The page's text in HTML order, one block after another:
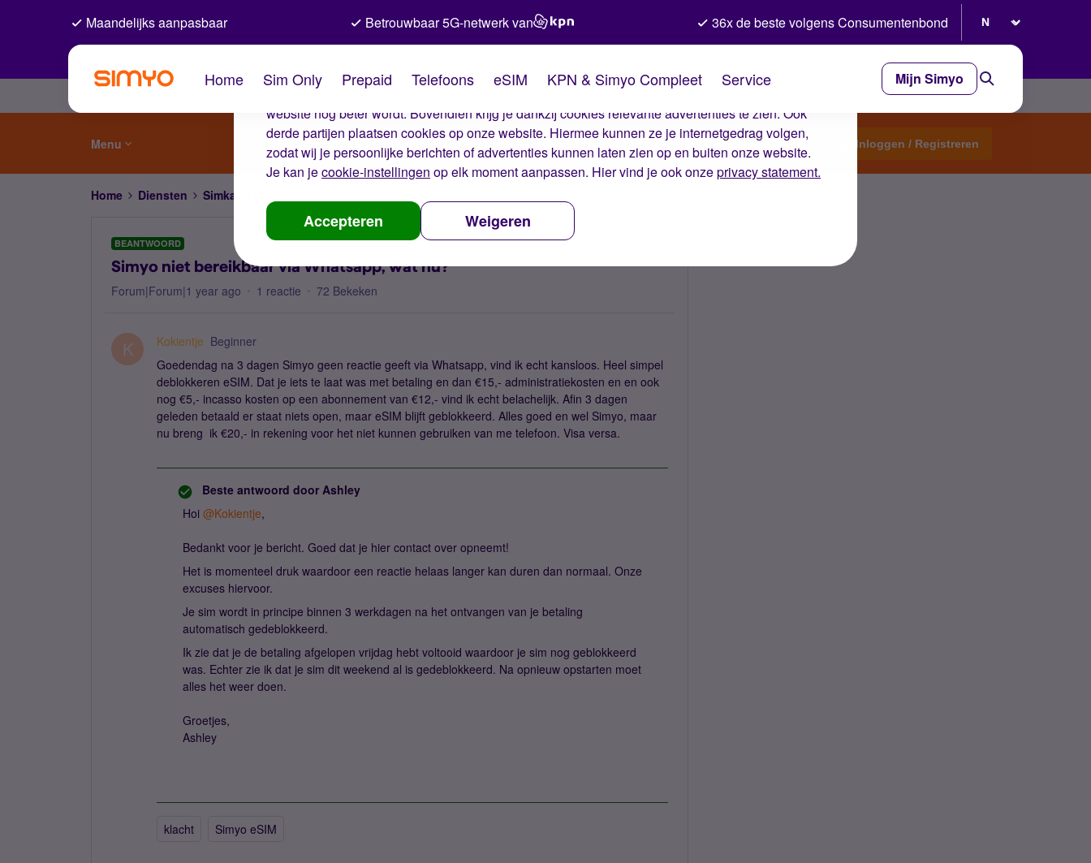
De cookies van Simyo
Wij gebruiken cookies op onze website. Met deze cookies zorgen wij ervoor dat je ervaring op de
website nog beter wordt. Bovendien krijg je dankzij cookies relevante advertenties te zien. Ook
derde partijen plaatsen cookies op onze website. Hiermee kunnen ze je internetgedrag volgen,
zodat wij je persoonlijke berichten of advertenties kunnen laten zien op en buiten onze website.
Je kan jecookie-instellingen op elk moment aanpassen. Hier vind je ook onzeprivacy statement.
Accepteren Weigeren
Maandelijks aanpasbaar Betrouwbaar 5G-netwerk van 36x de beste volgens Consumentenbond
Home Sim Only Prepaid Telefoons eSIM KPN & Simyo Compleet Service Mijn Simyo
Menu Start een topic Inloggen / Registreren
Home Diensten Simkaart en eSIM
BEANTWOORD
Simyo niet bereikbaar via Whatsapp, wat nu?
Forum|Forum|1 year ago 1 reactie 72 Bekeken
K Kokientje Beginner
Goedendag na 3 dagen Simyo geen reactie geeft via Whatsapp, vind ik echt kansloos. Heel simpel
deblokkeren eSIM. Dat je iets te laat was met betaling en dan €15,- administratiekosten en en ook
nog €5,- incasso kosten op een abonnement van €12,- vind ik echt belachelijk. Afin 3 dagen
geleden betaald er staat niets open, maar eSIM blijft geblokkeerd. Alles goed en wel Simyo, maar
nu breng ik €20,- in rekening voor het niet kunnen gebruiken van me telefoon. Visa versa.
Beste antwoord door Ashley
Hoi @Kokientje,
Bedankt voor je bericht. Goed dat je hier contact over opneemt!
Het is momenteel druk waardoor een reactie helaas langer kan duren dan normaal. Onze
excuses hiervoor.
Je sim wordt in principe binnen 3 werkdagen na het ontvangen van je betaling
automatisch gedeblokkeerd.
Ik zie dat je de betaling afgelopen vrijdag hebt voltooid waardoor je sim nog geblokkeerd
was. Echter zie ik dat je sim dit weekend al is gedeblokkeerd. Na opnieuw opstarten moet
alles het weer doen.
Groetjes,
Ashley
klacht Simyo eSIM